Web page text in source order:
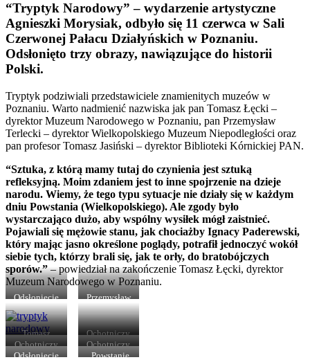
“Tryptyk Narodowy” – wydarzenie artystyczne
Agnieszki Morysiak, odbyło się 11 czerwca w Sali
Czerwonej Pałacu Działyńskich w Poznaniu.
Odsłonięto trzy obrazy, nawiązujące do historii
Polski.
Tryptyk podziwiali przedstawiciele znamienitych muzeów w
Poznaniu. Warto nadmienić nazwiska jak pan Tomasz Łęcki –
dyrektor Muzeum Narodowego w Poznaniu, pan Przemysław
Terlecki – dyrektor Wielkopolskiego Muzeum Niepodległości oraz
pan profesor Tomasz Jasiński – dyrektor Biblioteki Kórnickiej PAN.
“Sztuka, z którą mamy tutaj do czynienia jest sztuką
refleksyjną. Moim zdaniem jest to inne spojrzenie na dzieje
narodu. Wiemy, że tego typu sytuacje nie działy się w każdym
dniu Powstania (Wielkopolskiego). Ale zgody było
wystarczająco dużo, aby wspólny wysiłek mógł zaistnieć.
Pojawiali się mężowie stanu, jak chociażby Ignacy Paderewski,
który mając jasno określone poglądy, potrafił jednoczyć wokół
siebie tych, którzy brali się, jak te orły, do bratobójczych
sporów.”– powiedział na zakończenie Tomasz Łęcki, dyrektor
Muzeum Narodowego w Poznaniu.
Odsłonięcie
obrazów
Przemysław
Terlecki –
dyrektor
Wielkopolskiego
Muzeum
Niepodległości
Tomasz
Łęcki –
dyrektor
Ochotniczy
Reprezentacyjny
Oddział
Ochotniczy
Reprezentacyjny
Ochotniczy
Reprezentacyjny
Odsłonięcie
„Powstanie